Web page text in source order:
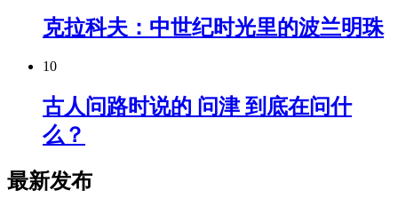
克拉科夫：中世纪时光里的波兰明珠
10
古人问路时说的 问津 到底在问什
么？
最新发布